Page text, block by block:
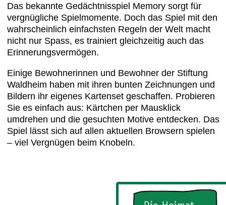
Das bekannte Gedächtnisspiel Memory sorgt für
vergnügliche Spielmomente. Doch das Spiel mit den
wahrscheinlich einfachsten Regeln der Welt macht
nicht nur Spass, es trainiert gleichzeitig auch das
Erinnerungsvermögen.
Einige Bewohnerinnen und Bewohner der Stiftung
Waldheim haben mit ihren bunten Zeichnungen und
Bildern ihr eigenes Kartenset geschaffen. Probieren
Sie es einfach aus: Kärtchen per Mausklick
umdrehen und die gesuchten Motive entdecken. Das
Spiel lässt sich auf allen aktuellen Browsern spielen
– viel Vergnügen beim Knobeln.